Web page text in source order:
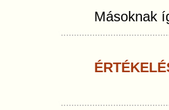
Másoknak